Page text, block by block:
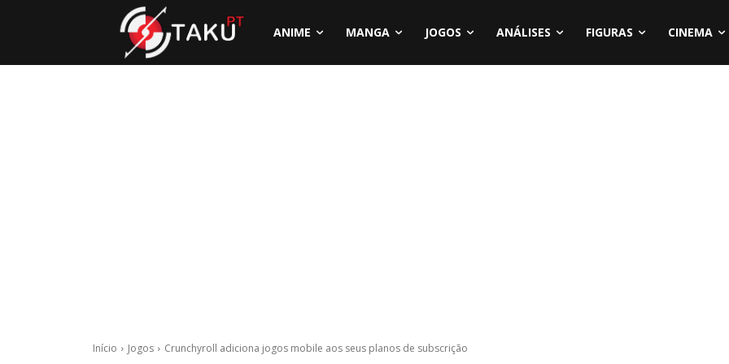
ANIME MANGA JOGOS ANÁLISES FIGURAS CINEMA
Início Jogos Crunchyroll adiciona jogos mobile aos seus planos de subscrição